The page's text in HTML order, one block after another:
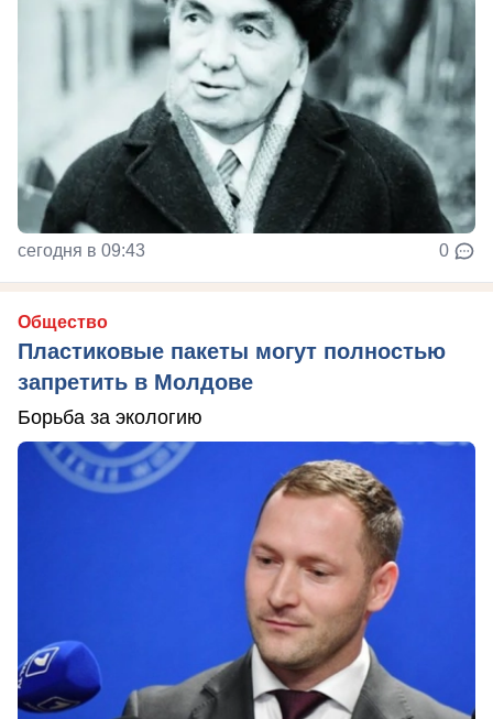
сегодня в 09:43 0
Общество
Пластиковые пакеты могут полностью
запретить в Молдове
Борьба за экологию